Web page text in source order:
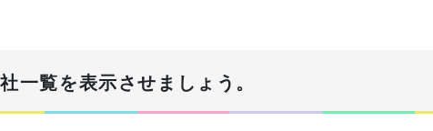
一覧を表示させましょう。